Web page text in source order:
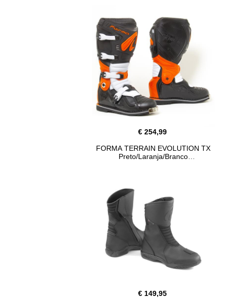
€ 254,99
FORMA TERRAIN EVOLUTION TX
Preto/Laranja/Branco
€ 149,95